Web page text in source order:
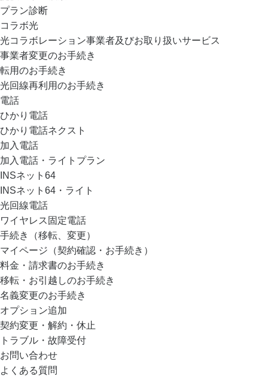
プラン診断
コラボ光
光コラボレーション事業者及びお取り扱いサービス
事業者変更のお手続き
転用のお手続き
光回線再利用のお手続き
電話
ひかり電話
ひかり電話ネクスト
加入電話
加入電話・ライトプラン
INSネット64
INSネット64・ライト
光回線電話
ワイヤレス固定電話
手続き（移転、変更）
マイページ（契約確認・お手続き）
料金・請求書のお手続き
移転・お引越しのお手続き
名義変更のお手続き
オプション追加
契約変更・解約・休止
トラブル・故障受付
お問い合わせ
よくある質問